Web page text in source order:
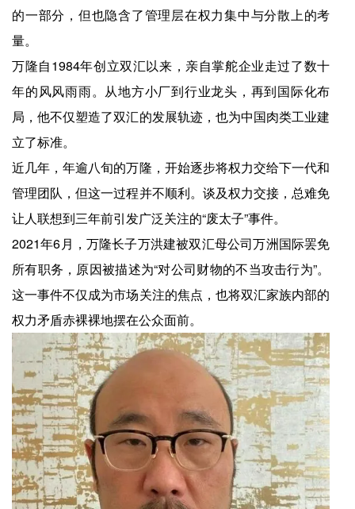
的一部分，但也隐含了管理层在权力集中与分散上的考
量。
万隆自1984年创立双汇以来，亲自掌舵企业走过了数十
年的风风雨雨。从地方小厂到行业龙头，再到国际化布
局，他不仅塑造了双汇的发展轨迹，也为中国肉类工业建
立了标准。
近几年，年逾八旬的万隆，开始逐步将权力交给下一代和
管理团队，但这一过程并不顺利。谈及权力交接，总难免
让人联想到三年前引发广泛关注的“废太子”事件。
2021年6月，万隆长子万洪建被双汇母公司万洲国际罢免
所有职务，原因被描述为“对公司财物的不当攻击行为”。
这一事件不仅成为市场关注的焦点，也将双汇家族内部的
权力矛盾赤裸裸地摆在公众面前。